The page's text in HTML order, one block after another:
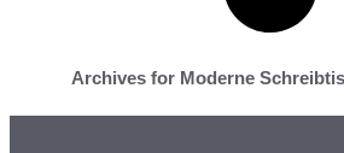
Archives for Moderne